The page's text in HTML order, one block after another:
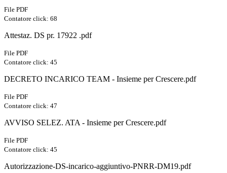
File PDF
Contatore click: 68
Attestaz. DS pr. 17922 .pdf
File PDF
Contatore click: 45
DECRETO INCARICO TEAM - Insieme per Crescere.pdf
File PDF
Contatore click: 47
AVVISO SELEZ. ATA - Insieme per Crescere.pdf
File PDF
Contatore click: 45
Autorizzazione-DS-incarico-aggiuntivo-PNRR-DM19.pdf